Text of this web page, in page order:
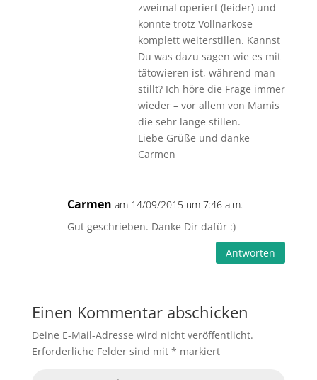
zweimal operiert (leider) und
konnte trotz Vollnarkose
komplett weiterstillen. Kannst
Du was dazu sagen wie es mit
tätowieren ist, während man
stillt? Ich höre die Frage immer
wieder – vor allem von Mamis
die sehr lange stillen.
Liebe Grüße und danke
Carmen
Carmen am 14/09/2015 um 7:46 a.m.
Gut geschrieben. Danke Dir dafür :)
Antworten
Einen Kommentar abschicken
Deine E-Mail-Adresse wird nicht veröffentlicht.
Erforderliche Felder sind mit * markiert